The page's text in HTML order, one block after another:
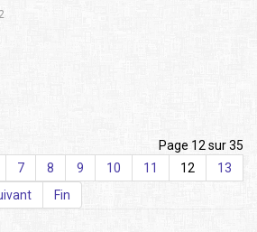
Page 12 sur 35
7 8 9 10 11 12
13
Fin